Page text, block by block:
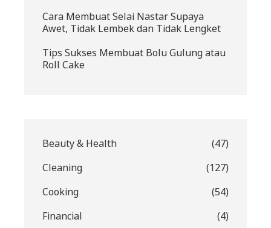
Cara Membuat Selai Nastar Supaya
Awet, Tidak Lembek dan Tidak Lengket
Tips Sukses Membuat Bolu Gulung atau
Roll Cake
Beauty & Health
(47)
Cleaning
(127)
Cooking
(54)
Financial
(4)